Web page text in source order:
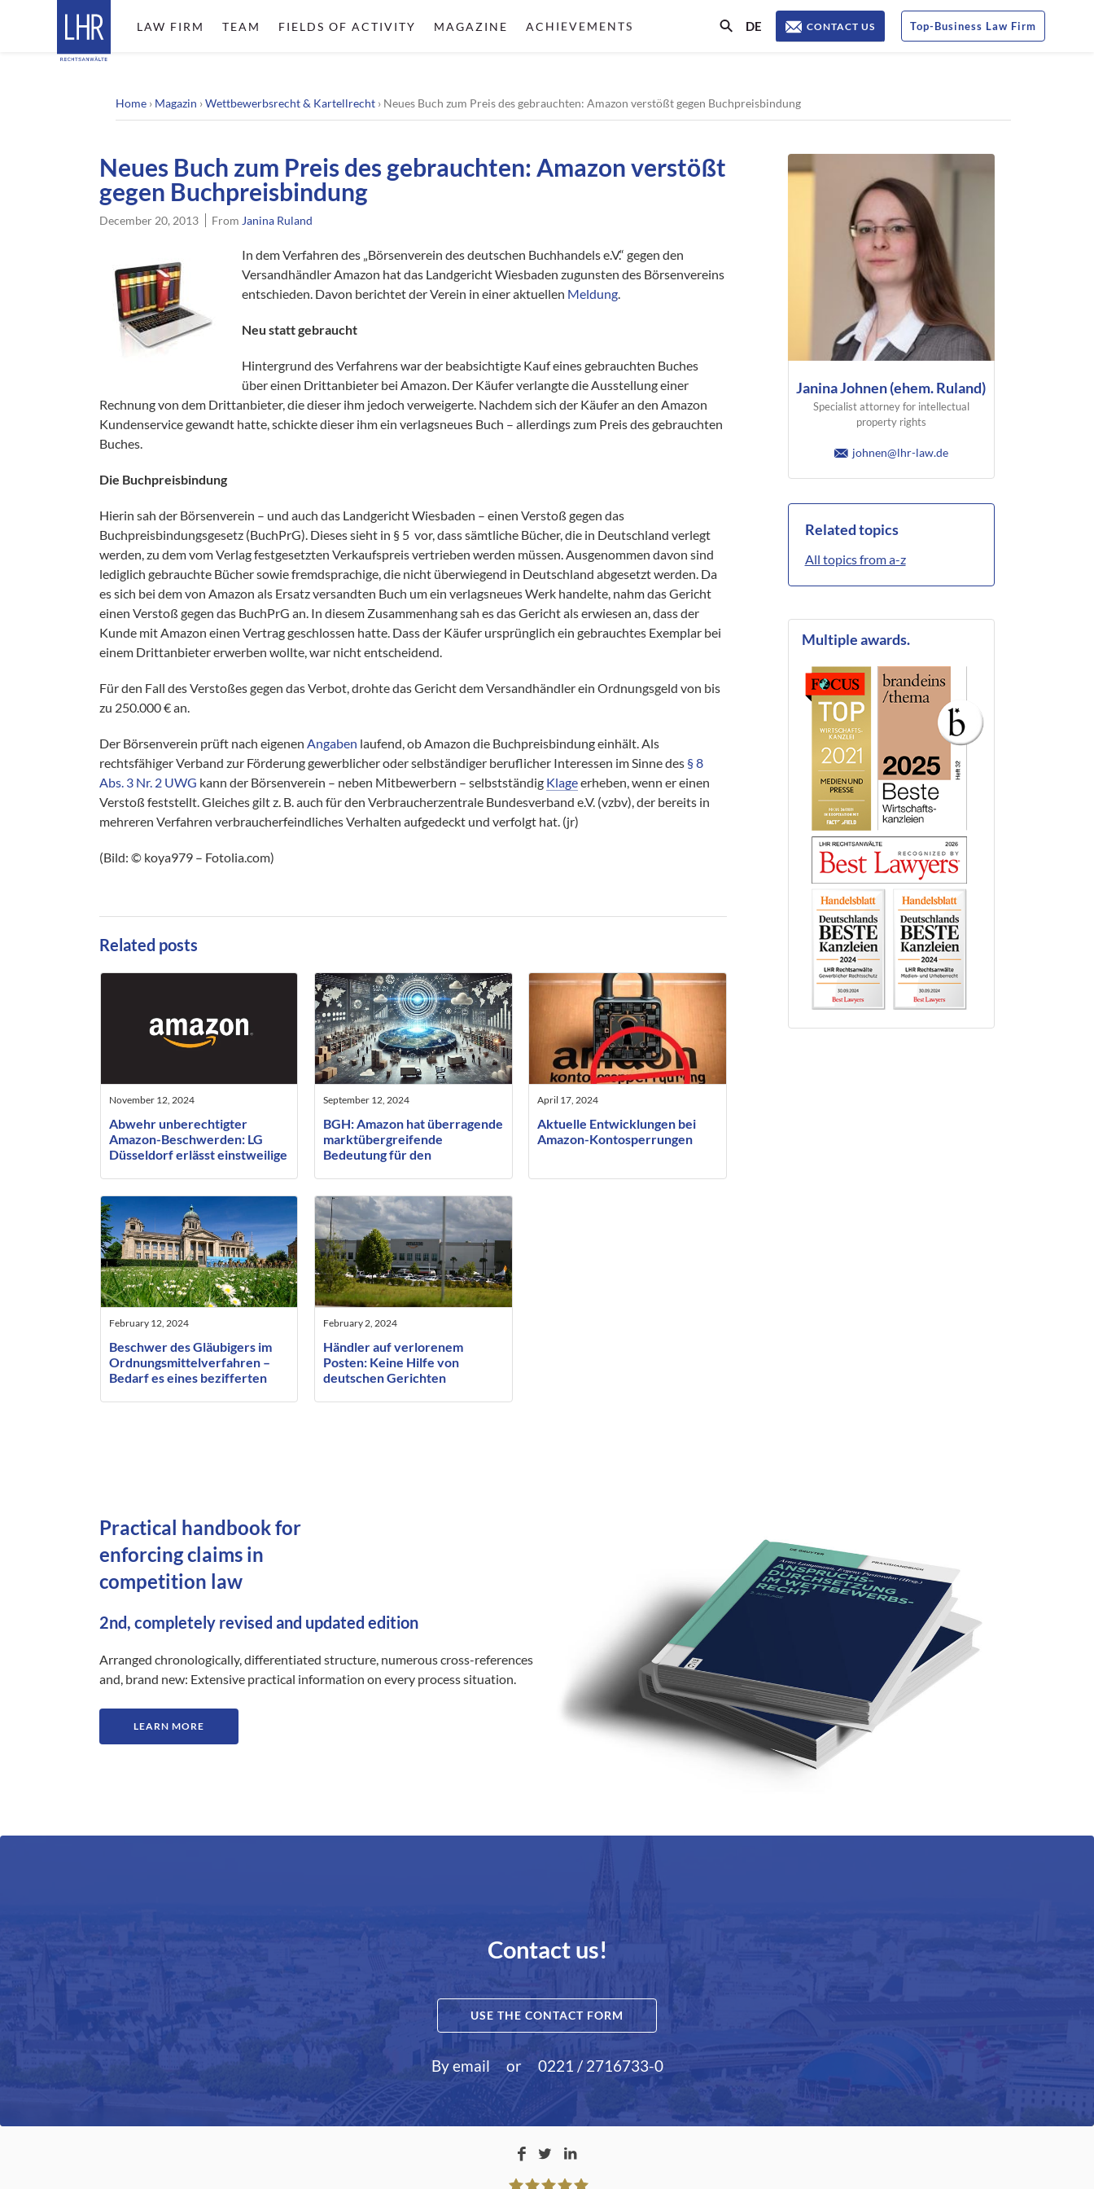
Top-Business Law Firm
CONTACT US
LAW FIRM TEAM FIELDS OF ACTIVITY MAGAZINE ACHIEVEMENTS DE
Home › Magazin ›Wettbewerbsrecht & Kartellrecht › Neues Buch zum Preis des gebrauchten: Amazon verstößt gegen Buchpreisbindung
Neues Buch zum Preis des gebrauchten: Amazon verstößt
gegen Buchpreisbindung
December 20, 2013 From Janina Ruland
In dem Verfahren des „Börsenverein des deutschen Buchhandels e.V.“ gegen den
Versandhändler Amazon hat das Landgericht Wiesbaden zugunsten des Börsenvereins
entschieden. Davon berichtet der Verein in einer aktuellen Meldung.
Neu statt gebraucht
Hintergrund des Verfahrens war der beabsichtigte Kauf eines gebrauchten Buches
über einen Drittanbieter bei Amazon. Der Käufer verlangte die Ausstellung einer
Rechnung von dem Drittanbieter, die dieser ihm jedoch verweigerte. Nachdem sich der Käufer an den Amazon
Kundenservice gewandt hatte, schickte dieser ihm ein verlagsneues Buch – allerdings zum Preis des gebrauchten
Buches.
Die Buchpreisbindung
Hierin sah der Börsenverein – und auch das Landgericht Wiesbaden – einen Verstoß gegen das
Buchpreisbindungsgesetz (BuchPrG). Dieses sieht in § 5 vor, dass sämtliche Bücher, die in Deutschland verlegt
werden, zu dem vom Verlag festgesetzten Verkaufspreis vertrieben werden müssen. Ausgenommen davon sind
lediglich gebrauchte Bücher sowie fremdsprachige, die nicht überwiegend in Deutschland abgesetzt werden. Da
es sich bei dem von Amazon als Ersatz versandten Buch um ein verlagsneues Werk handelte, nahm das Gericht
einen Verstoß gegen das BuchPrG an. In diesem Zusammenhang sah es das Gericht als erwiesen an, dass der
Kunde mit Amazon einen Vertrag geschlossen hatte. Dass der Käufer ursprünglich ein gebrauchtes Exemplar bei
einem Drittanbieter erwerben wollte, war nicht entscheidend.
Für den Fall des Verstoßes gegen das Verbot, drohte das Gericht dem Versandhändler ein Ordnungsgeld von bis
zu 250.000 € an.
Der Börsenverein prüft nach eigenenAngaben laufend, ob Amazon die Buchpreisbindung einhält. Als
rechtsfähiger Verband zur Förderung gewerblicher oder selbständiger beruflicher Interessen im Sinne des § 8
Abs. 3 Nr. 2 UWG kann der Börsenverein – neben Mitbewerbern – selbstständig Klageerheben, wenn er einen
Verstoß feststellt. Gleiches gilt z. B. auch für den Verbraucherzentrale Bundesverband e.V. (vzbv), der bereits in
mehreren Verfahren verbraucherfeindliches Verhalten aufgedeckt und verfolgt hat. (jr)
(Bild: © koya979 – Fotolia.com)
Related posts
November 12, 2024
Abwehr unberechtigter
Amazon-Beschwerden: LG
Düsseldorf erlässt einstweilige
September 12, 2024
BGH: Amazon hat überragende
marktübergreifende
Bedeutung für den
April 17, 2024
Aktuelle Entwicklungen bei
Amazon-Kontosperrungen
February 12, 2024
Beschwer des Gläubigers im
Ordnungsmittelverfahren –
Bedarf es eines bezifferten
February 2, 2024
Händler auf verlorenem
Posten: Keine Hilfe von
deutschen Gerichten
Janina Johnen (ehem. Ruland)
Specialist attorney for intellectual
property rights
johnen@lhr-law.de
Related topics
All topics from a-z
Multiple awards.
Practical handbook for
enforcing claims in
competition law
2nd, completely revised and updated edition
Arranged chronologically, differentiated structure, numerous cross-references
and, brand new: Extensive practical information on every process situation.
LEARN MORE
Contact us!
USE THE CONTACT FORM
By email or 0221 / 2716733-0